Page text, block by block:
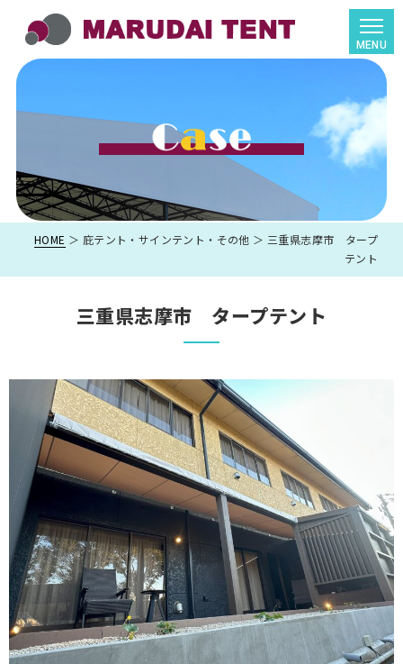
HOME ＞ 庇テント・サインテント・その他 ＞ 三重県志摩市 タープ
テント
三重県志摩市 タープテント